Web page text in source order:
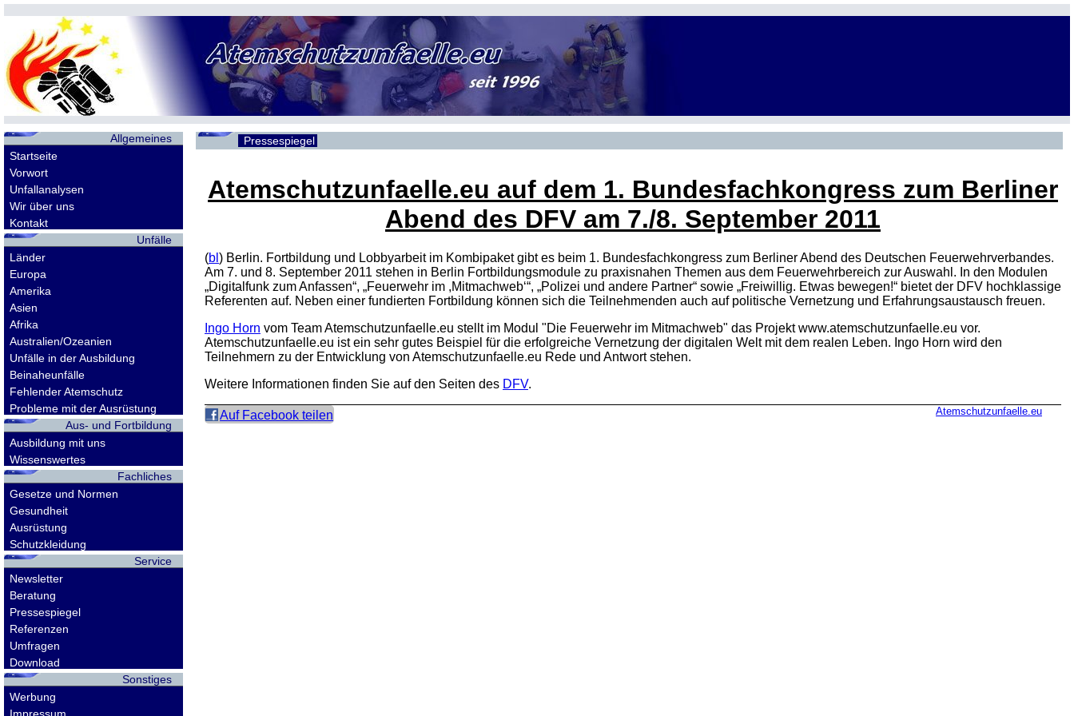
Allgemeines
Startseite
Vorwort
Unfallanalysen
Wir über uns
Kontakt
Unfälle
Länder
Europa
Amerika
Asien
Afrika
Australien/Ozeanien
Unfälle in der Ausbildung
Beinaheunfälle
Fehlender Atemschutz
Probleme mit der Ausrüstung
Aus- und Fortbildung
Ausbildung mit uns
Wissenswertes
Fachliches
Gesetze und Normen
Gesundheit
Ausrüstung
Schutzkleidung
Service
Newsletter
Beratung
Pressespiegel
Referenzen
Umfragen
Download
Sonstiges
Werbung
Pressespiegel
Atemschutzunfaelle.eu auf dem 1. Bundesfachkongress zum Berliner
Abend des DFV am 7./8. September 2011
(bl ) Berlin. Fortbildung und Lobbyarbeit im Kombipaket gibt es beim 1. Bundesfachkongress zum Berliner Abend des Deutschen Feuerwehrverbandes.
Am 7. und 8. September 2011 stehen in Berlin Fortbildungsmodule zu praxisnahen Themen aus dem Feuerwehrbereich zur Auswahl. In den Modulen
„Digitalfunk zum Anfassen“, „Feuerwehr im ,Mitmachweb‘“, „Polizei und andere Partner“ sowie „Freiwillig. Etwas bewegen!“ bietet der DFV hochklassige
Referenten auf. Neben einer fundierten Fortbildung können sich die Teilnehmenden auch auf politische Vernetzung und Erfahrungsaustausch freuen.
Ingo Horn vom Team Atemschutzunfaelle.eu stellt im Modul "Die Feuerwehr im Mitmachweb" das Projekt www.atemschutzunfaelle.eu vor.
Atemschutzunfaelle.eu ist ein sehr gutes Beispiel für die erfolgreiche Vernetzung der digitalen Welt mit dem realen Leben. Ingo Horn wird den
Teilnehmern zu der Entwicklung von Atemschutzunfaelle.eu Rede und Antwort stehen.
Weitere Informationen finden Sie auf den Seiten des DFV.
Auf Facebook teilen Atemschutzunfaelle.eu